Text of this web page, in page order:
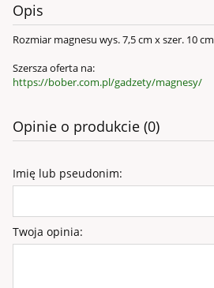
Opis
Rozmiar magnesu wys. 7,5 cm x szer. 10 cm
Szersza oferta na:
https://bober.com.pl/gadzety/magnesy/
Opinie o produkcie (0)
Imię lub pseudonim:
Twoja opinia: